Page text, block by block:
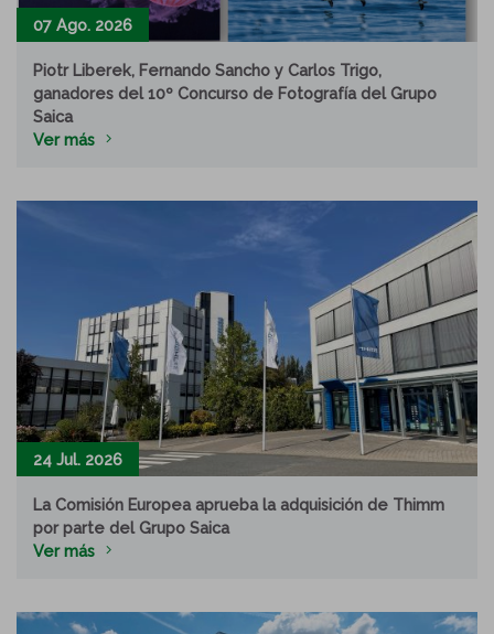
07 Ago. 2026
Piotr Liberek, Fernando Sancho y Carlos Trigo,
ganadores del 10º Concurso de Fotografía del Grupo
Saica
Ver más
24 Jul. 2026
La Comisión Europea aprueba la adquisición de Thimm
por parte del Grupo Saica
Ver más